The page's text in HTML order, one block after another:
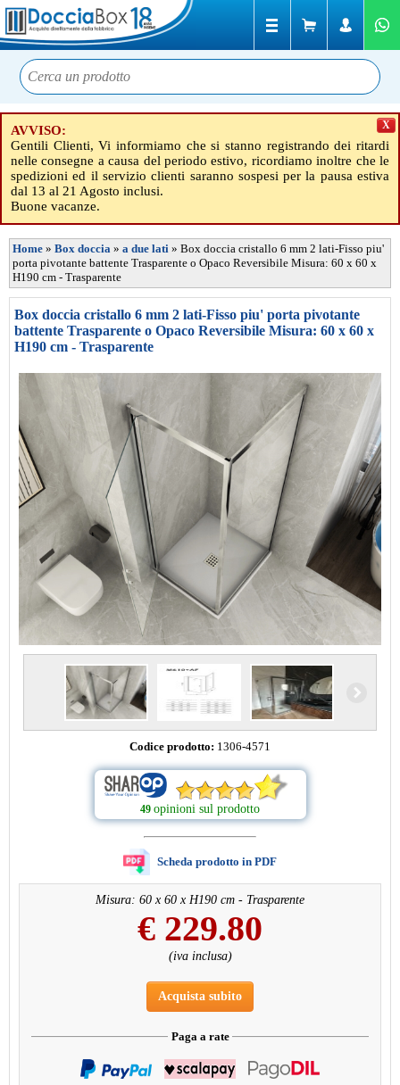
AVVISO:
Gentili Clienti, Vi informiamo che si stanno registrando dei ritardi
nelle consegne a causa del periodo estivo, ricordiamo inoltre che le
spedizioni ed il servizio clienti saranno sospesi per la pausa estiva
dal 13 al 21 Agosto inclusi.
Buone vacanze.
X
Home » Box doccia » a due lati » Box doccia cristallo 6 mm 2 lati-Fisso piu'
porta pivotante battente Trasparente o Opaco Reversibile Misura: 60 x 60 x
H190 cm - Trasparente
Box doccia cristallo 6 mm 2 lati-Fisso piu' porta pivotante
battente Trasparente o Opaco Reversibile Misura: 60 x 60 x
H190 cm - Trasparente
Codice prodotto: 1306-4571
49 opinioni sul prodotto
Scheda prodotto in PDF
Misura: 60 x 60 x H190 cm - Trasparente
€ 229.80
(iva inclusa)
Acquista subito
Paga a rate